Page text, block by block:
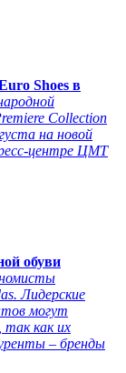
Shoes в
Collection
на новой
центре ЦМТ
обуви
Лидерские
могут
как их
– бренды